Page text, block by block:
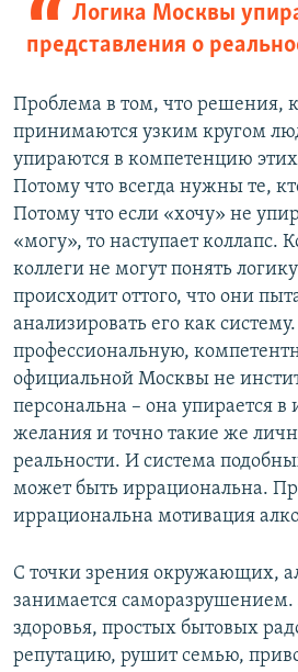
Логика Москвы
представления о
Проблема в том, что решения,
принимаются узким кругом
упираются в компетенцию
Потому что всегда нужны те,
Потому что если «хочу» не
«могу», то наступает коллапс.
коллеги не могут понять
происходит оттого, что они
анализировать его как
профессиональную,
официальной Москвы не
персональна – она упирается
желания и точно такие же
реальности. И система
может быть иррациональна.
иррациональна мотивация
С точки зрения окружающих,
занимается саморазрушением.
здоровья, простых бытовых
репутацию, рушит семью,